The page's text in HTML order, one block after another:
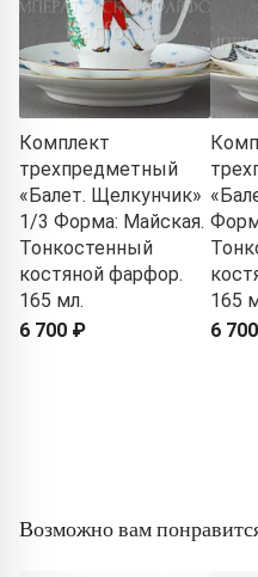
Комплект
трехпредметный
«Балет. Щелкунчик»
1/3 Форма: Майская.
Тонкостенный
костяной фарфор.
165 мл.
6 700 ₽
165
6
Возможно вам